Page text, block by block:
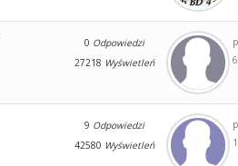
0 Odpowiedzi
27218 Wyświetleń
9 Odpowiedzi
42580 Wyświetleń